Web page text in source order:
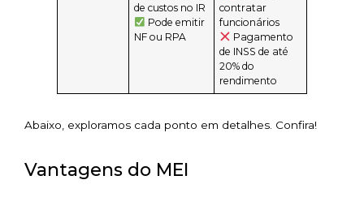
de custos no IR
Pode emitir
NF ou RPA
contratar
funcionários
Pagamento
de INSS de até
20% do
rendimento
Abaixo, exploramos cada ponto em detalhes. Confira!
Vantagens do MEI